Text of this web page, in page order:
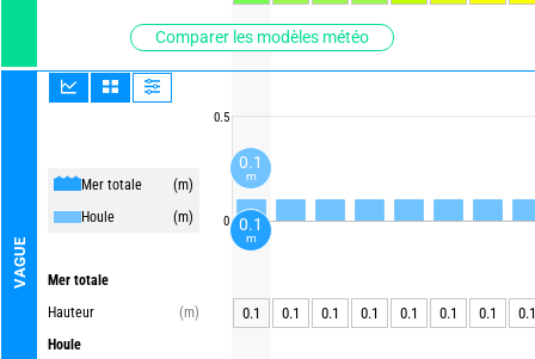
Comparer les modèles météo
VAGUE
Mer totale
(m)
Houle
(m)
Mer totale
Hauteur
(m)
Houle
0.5
0
0.1 0.1 0.1 0.1 0.1 0.1 0.1 0.1
0.1
m
0.1
m